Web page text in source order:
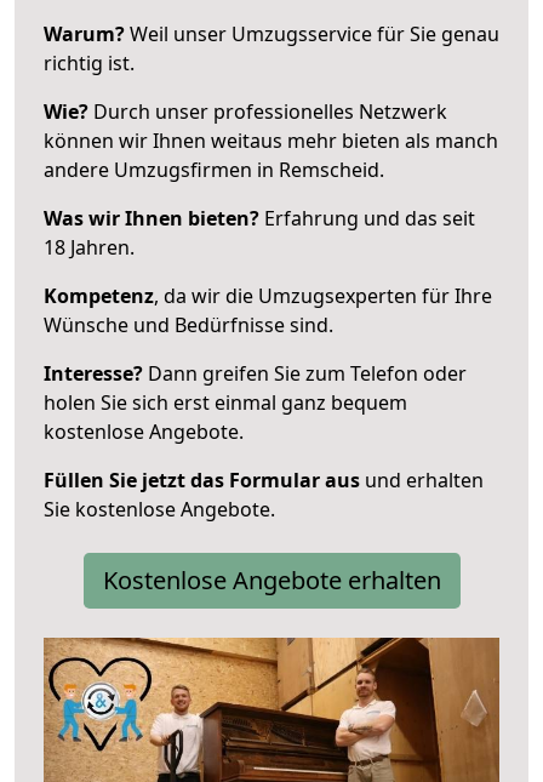
Warum?Weil unser Umzugsservice für Sie genau
richtig ist.
Wie? Durch unser professionelles Netzwerk
können wir Ihnen weitaus mehr bieten als manch
andere Umzugsfirmen in Remscheid.
Was wir Ihnen bieten? Erfahrung und das seit
18 Jahren.
Kompetenz, da wir die Umzugsexperten für Ihre
Wünsche und Bedürfnisse sind.
Interesse? Dann greifen Sie zum Telefon oder
holen Sie sich erst einmal ganz bequem
kostenlose Angebote.
Füllen Sie jetzt das Formular aus und erhalten
Sie kostenlose Angebote.
Kostenlose Angebote erhalten